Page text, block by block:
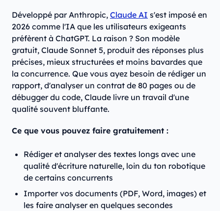
Développé par Anthropic, Claude AI s'est imposé en
2026 comme l'IA que les utilisateurs exigeants
préfèrent à ChatGPT. La raison ? Son modèle
gratuit, Claude Sonnet 5, produit des réponses plus
précises, mieux structurées et moins bavardes que
la concurrence. Que vous ayez besoin de rédiger un
rapport, d'analyser un contrat de 80 pages ou de
débugger du code, Claude livre un travail d'une
qualité souvent bluffante.
Ce que vous pouvez faire gratuitement :
Rédiger et analyser des textes longs avec une
qualité d'écriture naturelle, loin du ton robotique
de certains concurrents
Importer vos documents (PDF, Word, images) et
les faire analyser en quelques secondes